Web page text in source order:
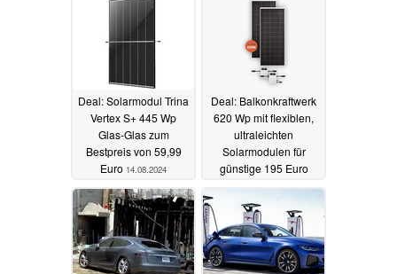
14.08.2024
Deal: Solarmodul Trina
Vertex S+ 445 Wp
Glas-Glas zum
Bestpreis von 59,99
Euro 14.08.2024
Deal: Balkonkraftwerk
620 Wp mit flexiblen,
ultraleichten
Solarmodulen für
günstige 195 Euro
dank 51% Rabatt, lokal
13.08.2024